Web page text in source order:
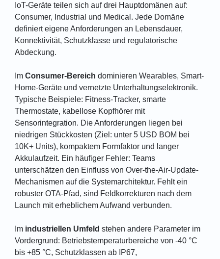
IoT-Geräte teilen sich auf drei Hauptdomänen auf:
Consumer, Industrial und Medical. Jede Domäne
definiert eigene Anforderungen an Lebensdauer,
Konnektivität, Schutzklasse und regulatorische
Abdeckung.
Im Consumer-Bereich dominieren Wearables, Smart-
Home-Geräte und vernetzte Unterhaltungselektronik.
Typische Beispiele: Fitness-Tracker, smarte
Thermostate, kabellose Kopfhörer mit
Sensorintegration. Die Anforderungen liegen bei
niedrigen Stückkosten (Ziel: unter 5 USD BOM bei
10K+ Units), kompaktem Formfaktor und langer
Akkulaufzeit. Ein häufiger Fehler: Teams
unterschätzen den Einfluss von Over-the-Air-Update-
Mechanismen auf die Systemarchitektur. Fehlt ein
robuster OTA-Pfad, sind Feldkorrekturen nach dem
Launch mit erheblichem Aufwand verbunden.
Im industriellen Umfeld stehen andere Parameter im
Vordergrund: Betriebstemperaturbereiche von -40 °C
bis +85 °C, Schutzklassen ab IP67,